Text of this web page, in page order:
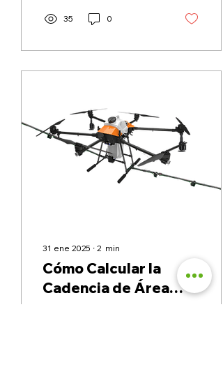
35 0
31 ene 2025 ∙ 2 min
Cómo Calcular la
Cadencia de Área